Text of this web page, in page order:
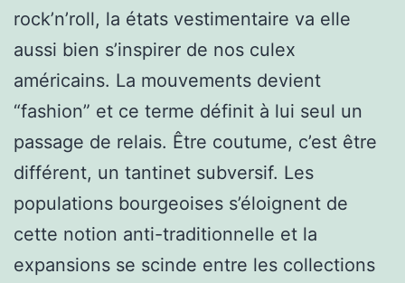
rock’n’roll, la états vestimentaire va elle
aussi bien s’inspirer de nos culex
américains. La mouvements devient
“fashion” et ce terme définit à lui seul un
passage de relais. Être coutume, c’est être
différent, un tantinet subversif. Les
populations bourgeoises s’éloignent de
cette notion anti-traditionnelle et la
expansions se scinde entre les collections